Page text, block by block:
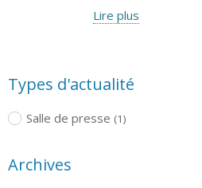
Lire plus
Types d'actualité
Salle de presse (1)
Archives